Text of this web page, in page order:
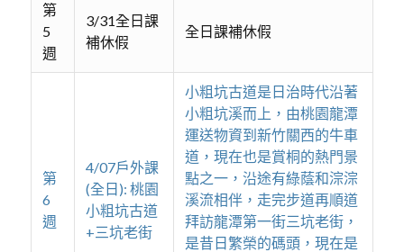
第
5
週
3/31全日課
補休假
全日課補休假
第
6
週
4/07戶外課
(全日): 桃園
小粗坑古道
+三坑老街
小粗坑古道是日治時代沿著
小粗坑溪而上，由桃園龍潭
運送物資到新竹關西的牛車
道，現在也是賞桐的熱門景
點之一，沿途有綠蔭和淙淙
溪流相伴，走完步道再順道
拜訪龍潭第一街三坑老街，
是昔日繁榮的碼頭，現在是